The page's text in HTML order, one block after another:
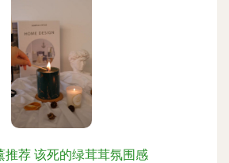
推荐 该死的绿茸茸氛围感